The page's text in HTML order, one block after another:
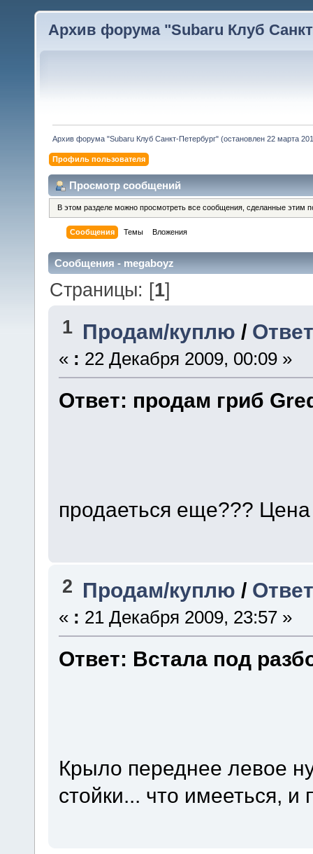
Архив форума "Subaru Клуб
Архив форума "Subaru Клуб Санкт-Петербург" (остановлен 22 марта
Профиль пользователя
Просмотр сообщений
В этом разделе можно просмотреть все сообщения, сделанные этим
Сообщения Темы Вложения
Сообщения - megaboyz
Страницы: [1]
1 Продам/куплю /
« : 22 Декабря 2009, 00:09 »
Ответ: продам гриб
продаеться еще???
2 Продам/куплю /
« : 21 Декабря 2009, 23:57 »
Ответ: Встала под
Крыло переднее левое
стойки... что имееться, и